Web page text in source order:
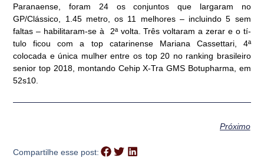
Paranaense, foram 24 os conjuntos que largaram no
GP/Clássico, 1.45 metro, os 11 melhores – incluindo 5 sem
faltas – habilitaram-se à 2ª volta. Três voltaram a zerar e o tí­
tulo ficou com a top catarinense Mariana Cassettari, 4ª
colocada e única mulher entre os top 20 no ranking brasileiro
senior top 2018, montando Cehip X-Tra GMS Botupharma, em
52s10.
Próximo
Compartilhe esse post: